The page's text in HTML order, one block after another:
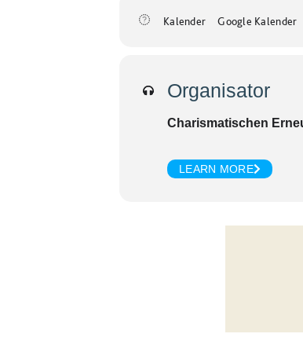
Kalender Google Kalender
Organisator
Charismatischen
LEARN MORE